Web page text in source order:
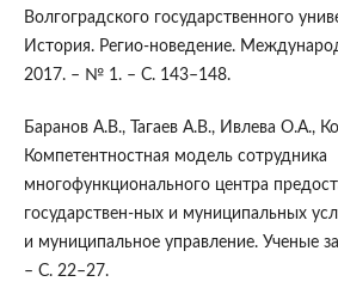
Волгоградского государственного
История. Регио-новедение.
2017. – № 1. – С. 143–148.
Баранов А.В., Тагаев А.В., Ивлева О.А.,
Компетентностная модель сотрудника
многофункционального центра
государствен-ных и муниципальных
и муниципальное управление. Ученые
– С. 22–27.